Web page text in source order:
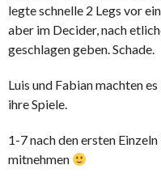
legte schnelle 2 Legs vor
aber im Decider, nach
geschlagen geben. Schade.
Luis und Fabian machten
ihre Spiele.
1-7 nach den ersten
mitnehmen